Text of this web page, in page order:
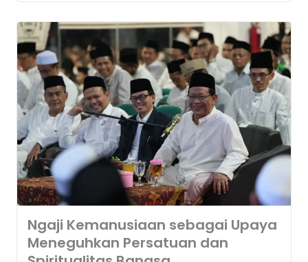
Ngaji Kemanusiaan sebagai Upaya
Meneguhkan Persatuan dan